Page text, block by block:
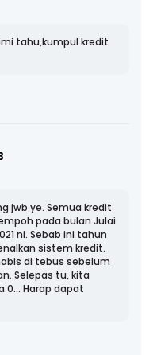
tahu,kumpul kredit
jwb ye. Semua kredit
pada bulan Julai
ni. Sebab ini tahun
sistem kredit.
di tebus sebelum
Selepas tu, kita
0... Harap dapat